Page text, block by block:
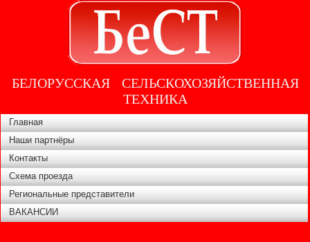
БЕЛОРУССКАЯ СЕЛЬСКОХОЗЯЙСТВЕННАЯ
ТЕХНИКА
Главная
Наши партнёры
Контакты
Схема проезда
Региональные представители
ВАКАНСИИ